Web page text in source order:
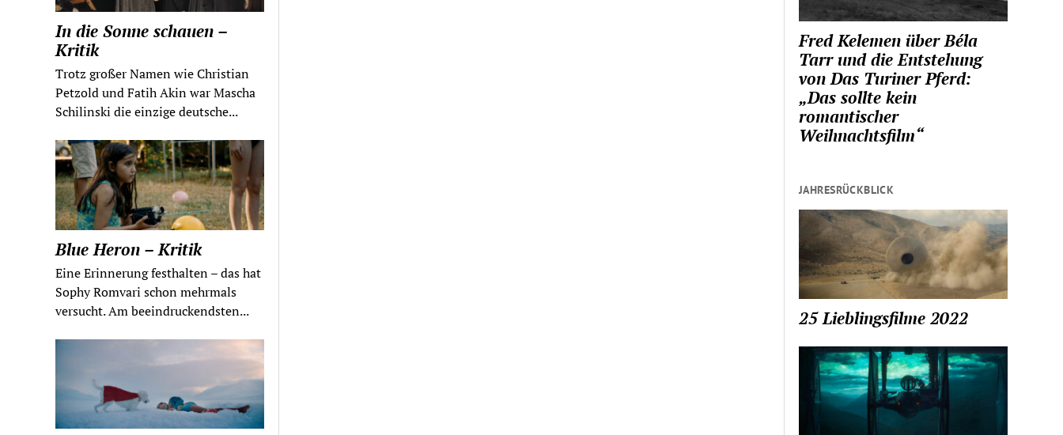
In die Sonne schauen –
Kritik
Trotz großer Namen wie Christian
Petzold und Fatih Akin war Mascha
Schilinski die einzige deutsche...
Blue Heron – Kritik
Eine Erinnerung festhalten – das hat
Sophy Romvari schon mehrmals
versucht. Am beeindruckendsten...
Fred Kelemen über Béla
Tarr und die Entstehung
von Das Turiner Pferd:
„Das sollte kein
romantischer
Weihnachtsfilm“
JAHRESRÜCKBLICK
25 Lieblingsfilme 2022